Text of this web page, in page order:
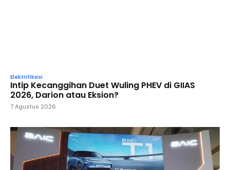
Elektrifikasi
Intip Kecanggihan Duet Wuling PHEV di GIIAS
2026, Darion atau Eksion?
7 Agustus 2026